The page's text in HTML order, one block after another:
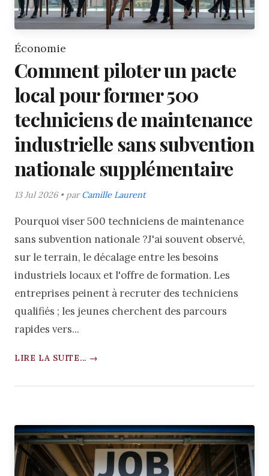
Économie
Comment piloter un pacte
local pour former 500
techniciens de maintenance
industrielle sans subvention
nationale supplémentaire
13 Jul 2026 • parCamille Laurent
Pourquoi viser 500 techniciens de maintenance
sans subvention nationale ?J'ai souvent observé,
sur le terrain, le décalage entre les besoins
industriels locaux et l'offre de formation. Les
entreprises peinent à recruter des techniciens
qualifiés ; les jeunes cherchent des parcours
rapides vers...
LIRE LA SUITE... →